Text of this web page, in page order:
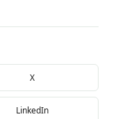
X
LinkedIn